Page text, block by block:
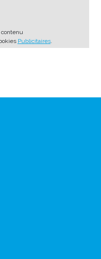
contenu
Publicitaires.